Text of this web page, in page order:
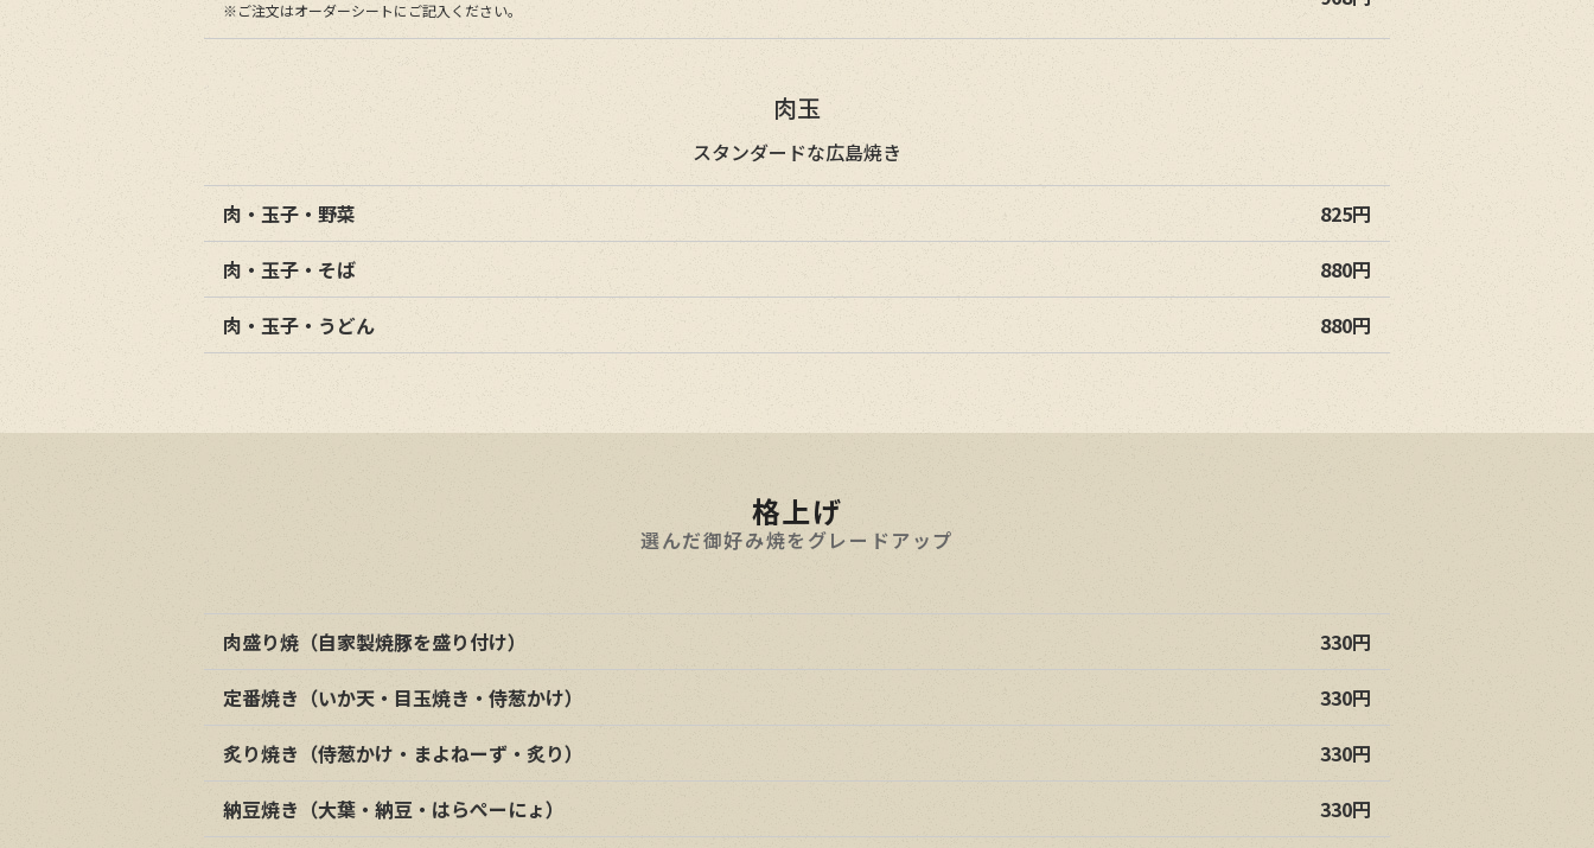
※ご注文はオーダーシートにご記入ください。
肉玉
スタンダードな広島焼き
肉・玉子・野菜
825円
肉・玉子・そば
880円
肉・玉子・うどん
880円
格上げ
選んだ御好み焼をグレードアップ
肉盛り焼（自家製焼豚を盛り付け）
330円
定番焼き（いか天・目玉焼き・侍葱かけ）
330円
炙り焼き（侍葱かけ・まよねーず・炙り）
330円
納豆焼き（大葉・納豆・はらぺーにょ）
330円